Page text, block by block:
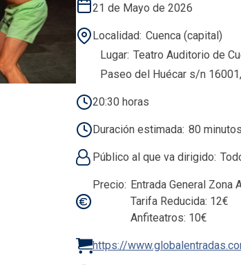
21 de Mayo de 2026
Localidad Cuenca (capital)
Lugar Teatro Auditorio de
Paseo del Huécar s/n
20:30 horas
Duración estimada 80
Público al que va dirigido
Precio Entrada General Zona
Tarifa Reducida: 12€
Anfiteatros: 10€
https://